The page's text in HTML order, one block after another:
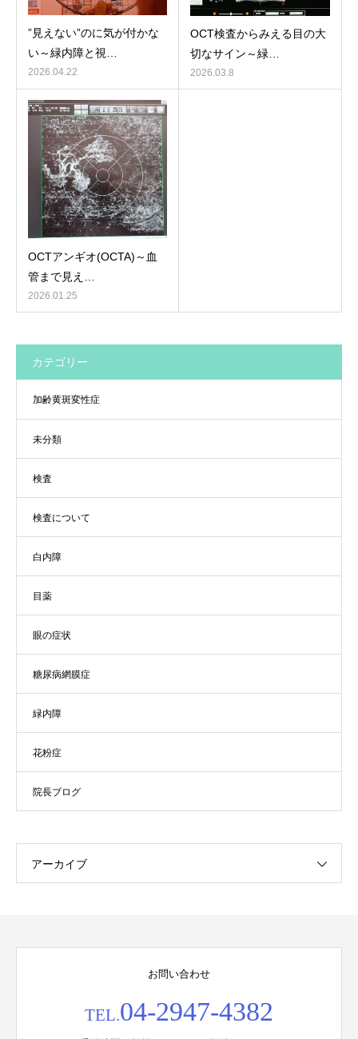
”見えない”のに気が付かな
い～緑内障と視…
2026.04.22
OCT検査からみえる目の大
切なサイン～緑…
2026.03.8
OCTアンギオ(OCTA)～血
管まで見え…
2026.01.25
カテゴリー
加齢黄斑変性症
未分類
検査
検査について
白内障
目薬
眼の症状
糖尿病網膜症
緑内障
花粉症
院長ブログ
アーカイブ
お問い合わせ
TEL.04-2947-4382